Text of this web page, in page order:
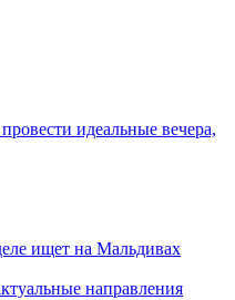
идеальные вечера,
ищет на Мальдивах
направления